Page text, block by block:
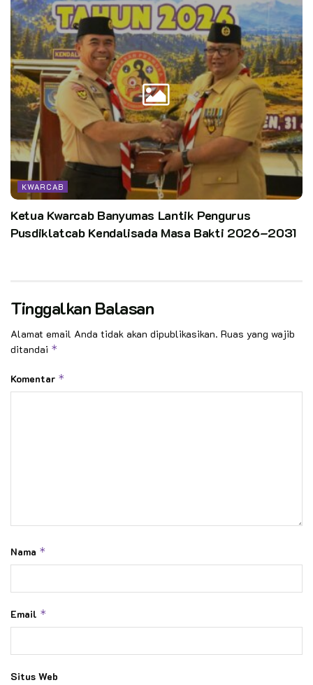
KWARCAB
Ketua Kwarcab Banyumas Lantik Pengurus
Pusdiklatcab Kendalisada Masa Bakti 2026–2031
Tinggalkan Balasan
Alamat email Anda tidak akan dipublikasikan. Ruas yang wajib
ditandai *
Komentar *
Nama *
Email *
Situs Web